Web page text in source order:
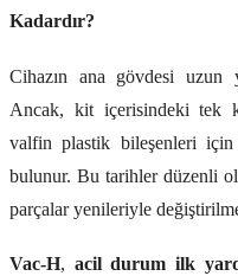
Kadardır?
Cihazın ana gövdesi uzun
Ancak, kit içerisindeki tek
valfin plastik bileşenleri
bulunur. Bu tarihler düzenli
parçalar yenileriyle
Vac-H, acil durum ilk